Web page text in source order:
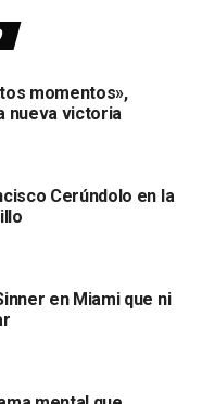
momentos»,
nueva victoria
Cerúndolo en la
en Miami que ni